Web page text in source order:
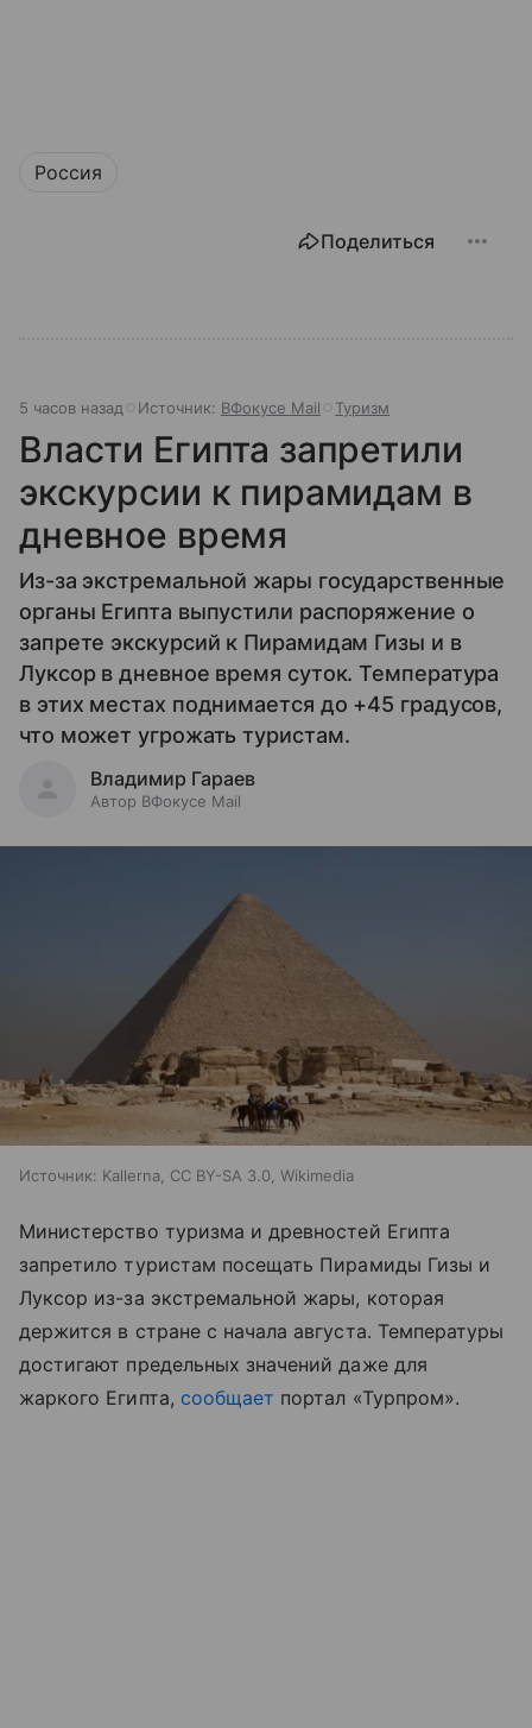
Россия
Поделиться
5 часов назад Источник: ВФокусе Mail Туризм
Власти Египта запретили
экскурсии к пирамидам в
дневное время
Из-за экстремальной жары государственные
органы Египта выпустили распоряжение о
запрете экскурсий к Пирамидам Гизы и в
Луксор в дневное время суток. Температура
в этих местах поднимается до +45 градусов,
что может угрожать туристам.
Владимир Гараев
Автор ВФокусе Mail
Источник: Kallerna, CC BY-SA 3.0, Wikimedia
Министерство туризма и древностей Египта
запретило туристам посещать Пирамиды Гизы и
Луксор из-за экстремальной жары, которая
держится в стране с начала августа. Температуры
достигают предельных значений даже для
жаркого Египта, сообщает портал «Турпром».